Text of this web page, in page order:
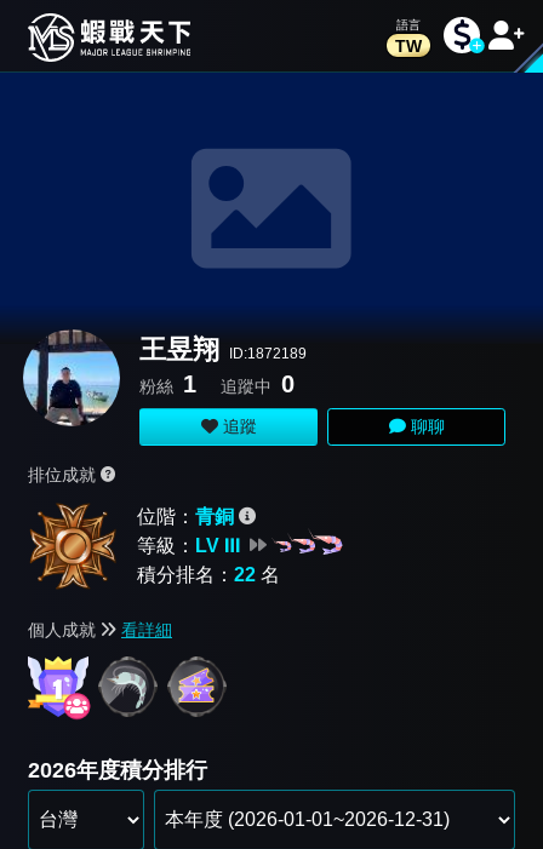
TW
王昱翔 ID:1872189
粉絲 1 追蹤中 0
追蹤 聊聊
排位成就
位階： 青銅
等級： LV Ⅲ
積分排名： 22 名
個人成就 看詳細
2026年度積分排行